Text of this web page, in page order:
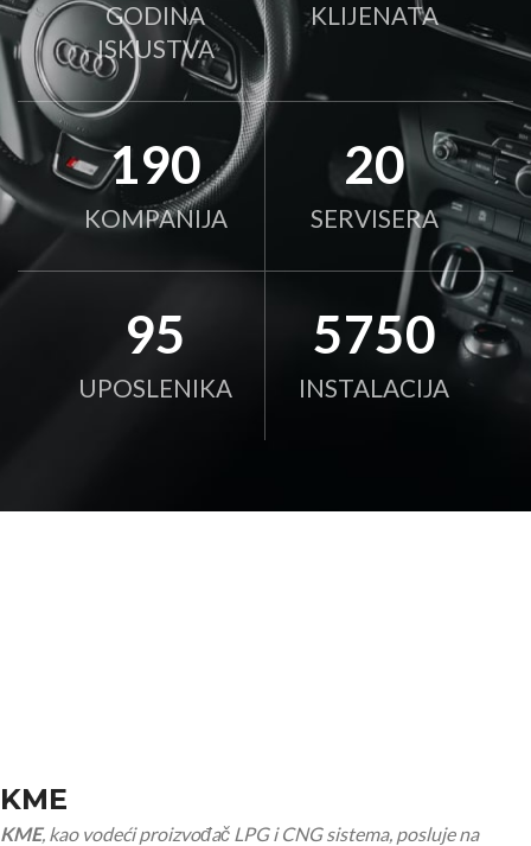
GODINA
ISKUSTVA
KLIJENATA
190
KOMPANIJA
20
SERVISERA
95
UPOSLENIKA
5750
INSTALACIJA
KME
KME, kao vodeći proizvođač LPG i CNG sistema, posluje na